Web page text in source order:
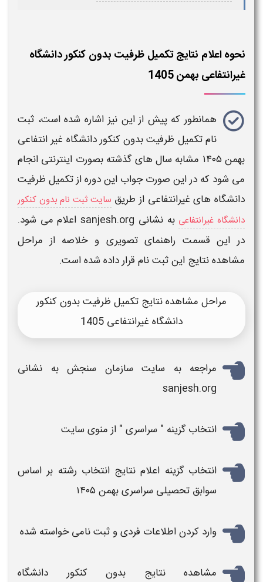
نحوه اعلام نتایج تکمیل ظرفیت بدون کنکور دانشگاه
غیرانتفاعی بهمن 1405
همانطور که پیش از این نیز اشاره شده است، ثبت
نام تکمیل ظرفیت بدون کنکور دانشگاه غیر انتفاعی
بهمن ۱۴۰۵
مشابه سال های گذشته بصورت اینترنتی انجام
می شود که در این صورتجواب این دوره ازتکمیل ظرفیت
دانشگاه های غیرانتفاعی از طریق سایت ثبت نام بدون کنکور
دانشگاه غیرانتفاعی به نشانی اعلام می شود.
در این قسمت راهنمای تصویری و خلاصه از مراحل
مشاهدهنتایج این ثبت نام قرار داده شده است.
مراحل مشاهده نتایج تکمیل ظرفیت بدون کنکور
دانشگاه غیرانتفاعی 1405
مراجعه به سایت سازمان سنجش به نشانی
sanjesh.org
انتخاب گزینه " سراسری " از منوی سایت
انتخاب گزینه اعلام نتایج انتخاب رشته بر اساس
سوابق تحصیلی سراسری بهمن ۱۴۰۵
وارد کردن اطلاعات فردی و ثبت نامی خواسته شده
مشاهده نتایج بدون کنکور دانشگاه